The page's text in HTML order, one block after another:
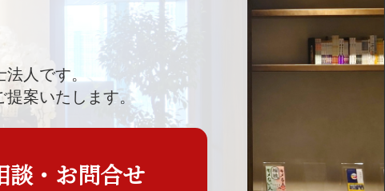
人です。
提案いたします。
談・お問合せ